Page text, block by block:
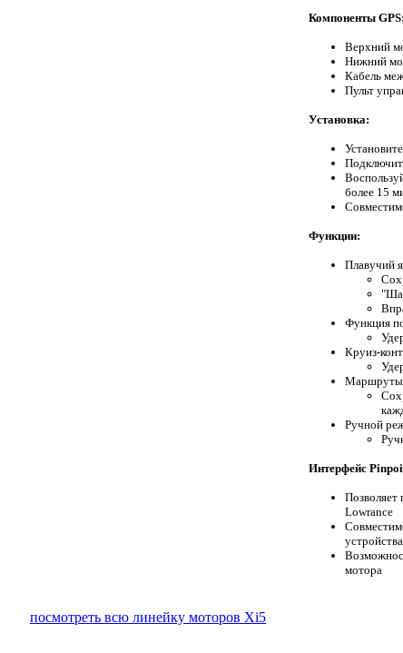
Компоненты GPS:
Верхний
Нижний
Кабель
Пульт
Установка:
более 15
Функции:
Плавучий
Функция
Круиз-
Ручной
Интерфейс
Позволяет
Lowrance
мотора
посмотреть всю линейку моторов Xi5